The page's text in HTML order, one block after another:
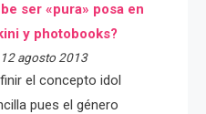
ser «pura» posa en
y photobooks?
12 agosto 2013
el concepto idol
pues el género